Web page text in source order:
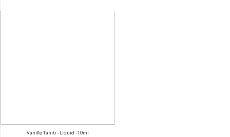
Vanille Tahiti - Liquid - 10ml